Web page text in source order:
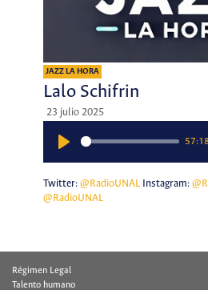
JAZZ LA HORA
Lalo Schifrin
23 julio 2025
57:18
Twitter: @RadioUNALInstagram:
@RadioUNAL
Régimen Legal
Talento humano